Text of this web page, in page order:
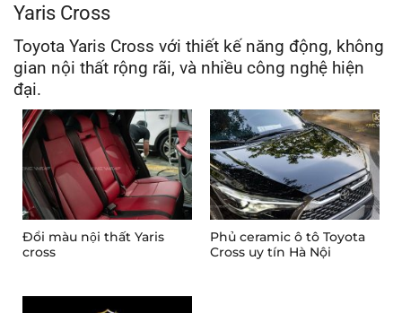
Yaris Cross
Toyota Yaris Cross với thiết kế năng động, không
gian nội thất rộng rãi, và nhiều công nghệ hiện
đại.
Đổi màu nội thất Yaris
cross
Phủ ceramic ô tô Toyota
Cross uy tín Hà Nội